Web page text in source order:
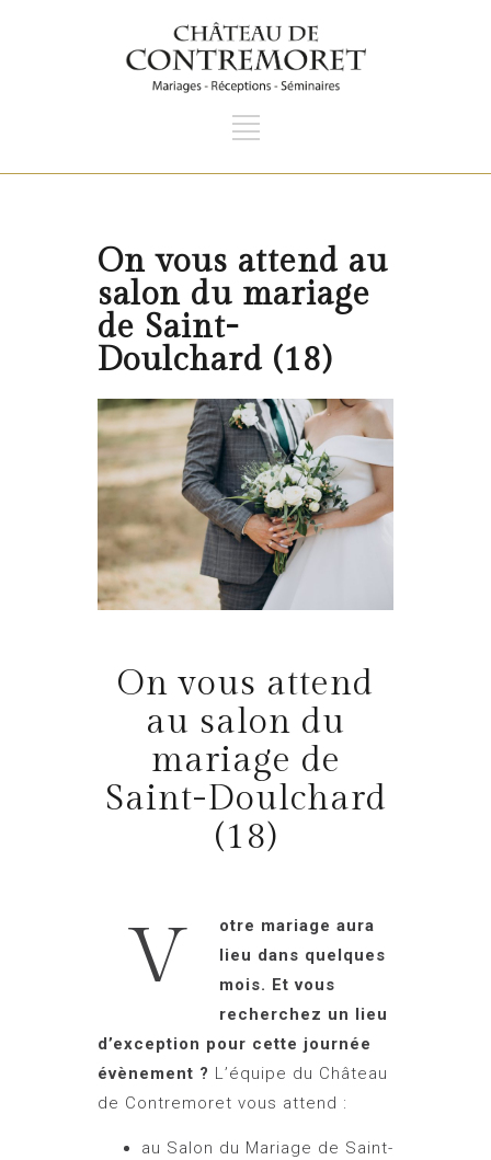
On vous attend au
salon du mariage
de Saint-
Doulchard (18)
On vous attend
au salon du
mariage de
Saint-Doulchard
(18)
V
otre mariage aura
lieu dans quelques
mois. Et vous
recherchez un lieu
d’exception pour cette journée
évènement ? L’équipe du Château
de Contremoret vous attend :
au Salon du Mariage de Saint-